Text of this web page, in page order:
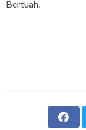
Bertuah.